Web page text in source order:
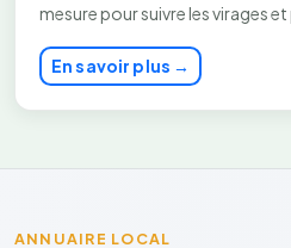
mesure pour suivre les virages
En savoir plus →
ANNUAIRE LOCAL